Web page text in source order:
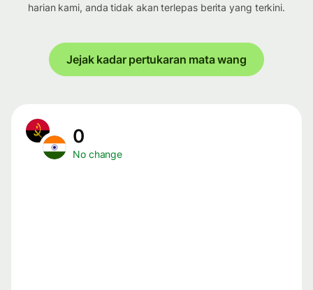
harian kami, anda tidak akan terlepas berita yang terkini.
Jejak kadar pertukaran mata wang
0
No change